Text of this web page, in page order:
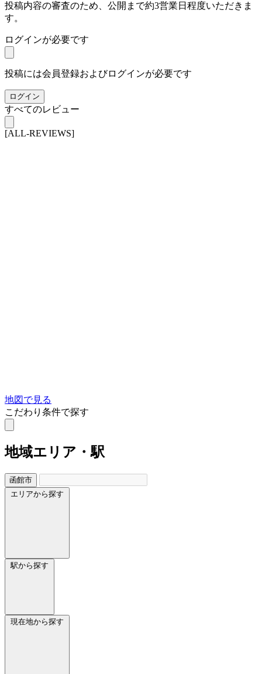
投稿内容の審査のため、公開まで約3営業日程度いただきま
す。
ログインが必要です
投稿には会員登録およびログインが必要です
ログイン
すべてのレビュー
[ALL-REVIEWS]
地図で見る
こだわり条件で探す
地域エリア・駅
函館市
エリアから探す
駅から探す
現在地から探す